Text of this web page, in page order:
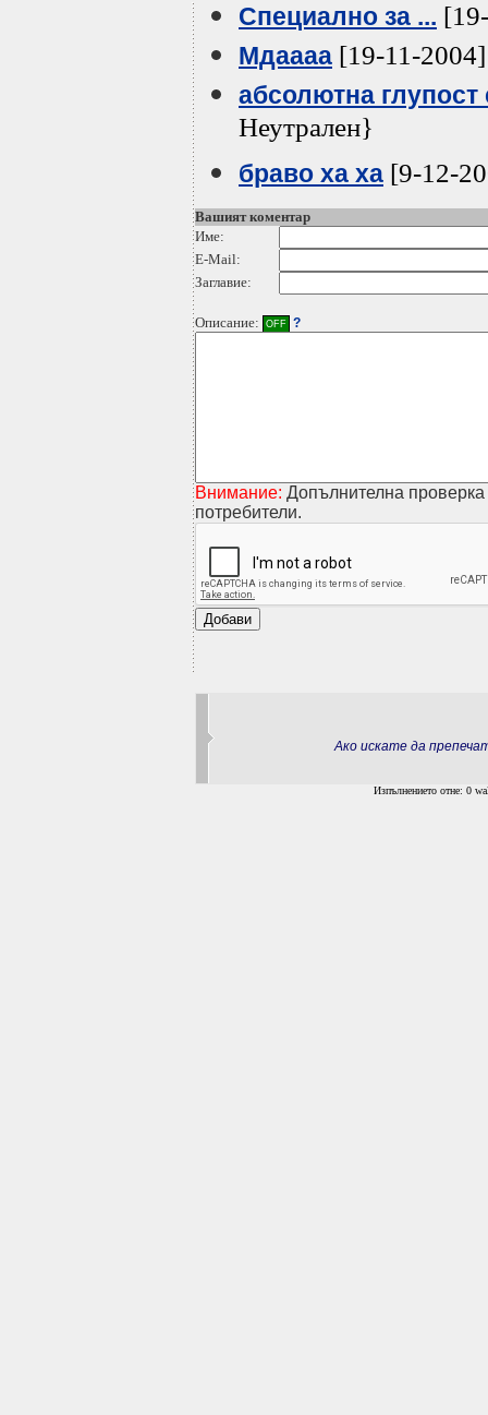
Специално за ...
Мдаааа [19-11-
абсолютна глупост
Неутрален}
браво ха ха [9-12-
Вашият коментар
Име:
E-Mail:
Заглавие:
Описание: OFF ?
Внимание: Допълнителна
потребители.
Ако искате да
Изпълнението отне: 0